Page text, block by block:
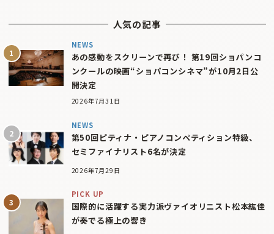
人気の記事
NEWS
あの感動をスクリーンで再び！ 第19回ショパンコ
ンクールの映画“ショパコンシネマ”が10月2日公
開決定
2026年7月31日
NEWS
第50回ピティナ・ピアノコンペティション特級、
セミファイナリスト6名が決定
2026年7月29日
PICK UP
国際的に活躍する実力派ヴァイオリニスト松本紘佳
が奏でる極上の響き